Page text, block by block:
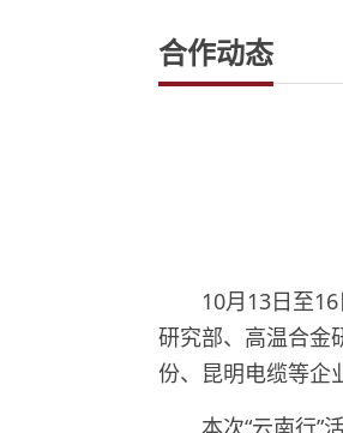
合作动态
10月13日至
研究部、高温合金
份、昆明电缆等企
本次“云南行”